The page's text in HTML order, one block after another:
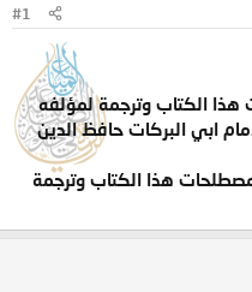
#1
هذا الكتاب وترجمة لمؤلفه
ابي البركات حافظ الدين
هذا الكتاب وترجمة